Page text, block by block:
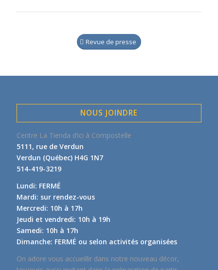
Revue de presse
NOUS JOINDRE
Centre La Tienda d’ici à Compostelle
5111, rue de Verdun
Verdun (Québec) H4G 1N7
514-419-3219
Lundi: FERMÉ
Mardi: sur rendez-vous
Mercredi: 10h à 17h
Jeudi et vendredi: 10h à 19h
Samedi: 10h à 17h
Dimanche: FERMÉ ou selon activités organisées
On adore vous accueillir dans notre nouveau décor,